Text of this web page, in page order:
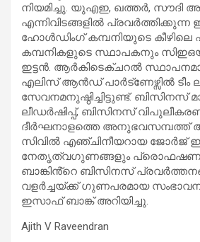
നിയമിച്ചു. യുഎഇ, ഖത്തർ, സൗദി
എന്നിവിടങ്ങളിൽ
ഹോൾഡിംഗ് കമ്പനിയുടെ കീഴിലെ
കമ്പനികളുടെ സ്ഥാപകനും
ഇട്ടൻ. ആർകിടെക്ചറൽ
എലിസ് ആൻഡ് പാർട്ണേഴ്സിൽ ടീം
സേവനമനുഷ്ഠിച്ചിട്ടുണ്ട്. ബിസിനസ്
ലീഡർഷിപ്പ്, ബിസിനസ്
ദീർഘനാളത്തെ അനുഭവസമ്പത്ത്
സിവിൽ എഞ്ചിനീയറായ ജോർജ്
നേതൃത്വഗുണങ്ങളും
ബാങ്കിൻ്റെ ബിസിനസ്
വളർച്ചയ്ക്ക് ഗുണപരമായ
ഇസാഫ് ബാങ്ക് അറിയിച്ചു.
Ajith V Raveendran